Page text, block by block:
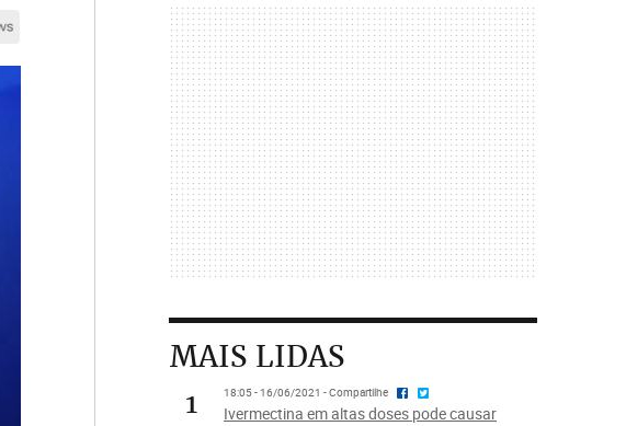
MAIS LIDAS
1
18:05 - 16/06/2021 - Compartilhe
Ivermectina em altas doses pode causar